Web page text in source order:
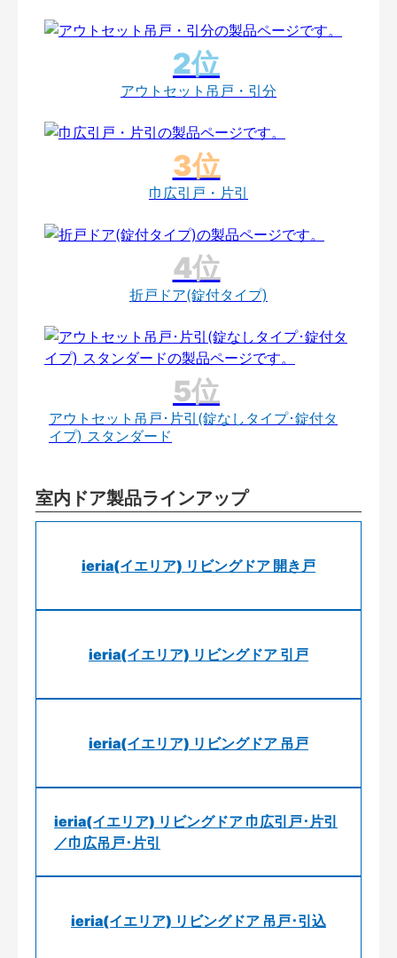
アウトセット吊戸・引分
巾広引戸・片引
折戸ドア(錠付タイプ)
アウトセット吊戸･片引(錠なしタイプ･錠付タ
イプ) スタンダード
室内ドア製品ラインアップ
ieria(イエリア) リビングドア 開き戸
ieria(イエリア) リビングドア 引戸
ieria(イエリア) リビングドア 吊戸
ieria(イエリア) リビングドア 巾広引戸･片引
／巾広吊戸･片引
ieria(イエリア) リビングドア 吊戸･引込